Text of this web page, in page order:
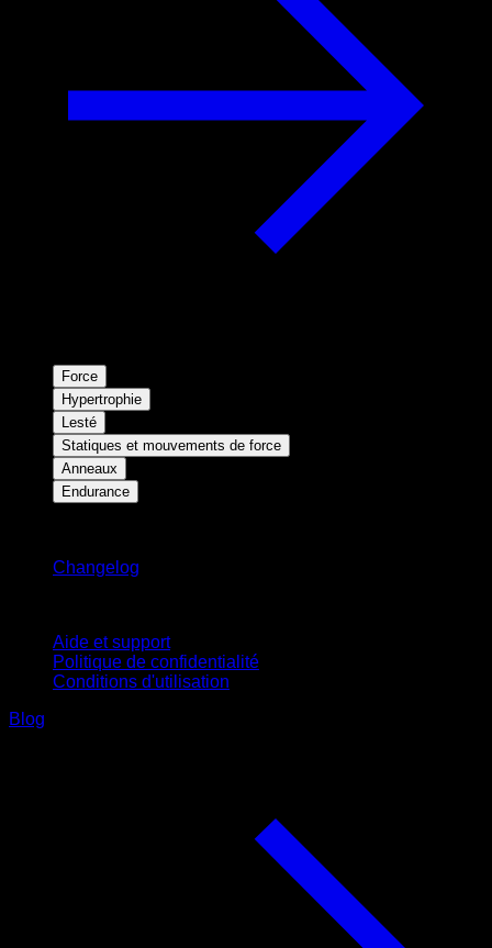
Force
Hypertrophie
Lesté
Statiques et mouvements de force
Anneaux
Endurance
Changelog
Aide et support
Politique de confidentialité
Conditions d'utilisation
Blog